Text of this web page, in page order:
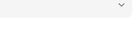
или наличными